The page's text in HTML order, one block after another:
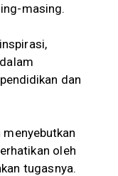
masing.
dan
oleh
tugasnya.